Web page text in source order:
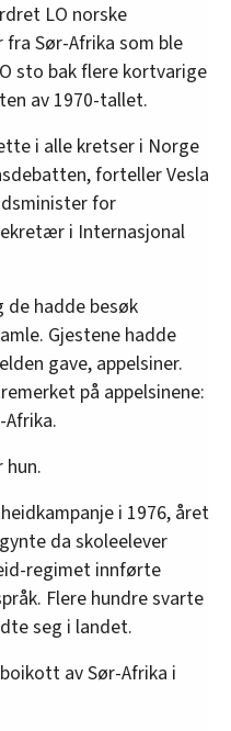
LO norske
Sør-Afrika som ble
sto bak flere kortvarige
av 1970-tallet.
i alle kretser i Norge
forteller Vesla
for
i Internasjonal
hadde besøk
Gjestene hadde
gave, appelsiner.
på appelsinene:
Afrika.
hun.
i 1976, året
da skoleelever
regimet innførte
Flere hundre svarte
seg i landet.
av Sør-Afrika i